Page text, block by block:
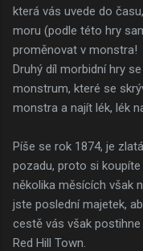
která vás uvede do
moru (podle této hry
proměnovat v monstra!
Druhý díl morbidní hry
monstrum, které se
monstra a najít lék, lék
Píše se rok 1874, je
pozadu, proto si
několika měsících však
jste poslední majetek,
cestě vás však
Red Hill Town.